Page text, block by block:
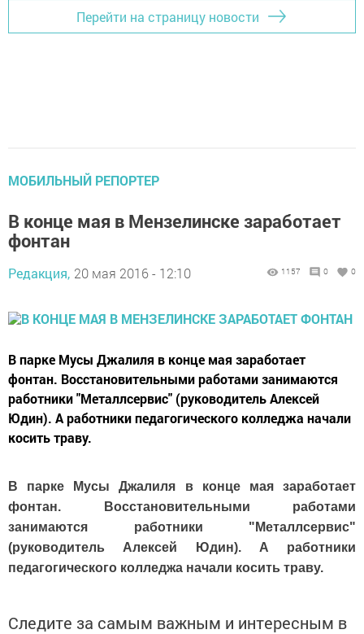
Перейти на страницу новости
МОБИЛЬНЫЙ РЕПОРТЕР
В конце мая в Мензелинске заработает
фонтан
Редакция, 20 мая 2016 - 12:10 1157 0 0
В парке Мусы Джалиля в конце мая заработает
фонтан. Восстановительными работами занимаются
работники "Металлсервис" (руководитель Алексей
Юдин). А работники педагогического колледжа начали
косить траву.
В парке Мусы Джалиля в конце мая заработает
фонтан. Восстановительными работами
занимаются работники "Металлсервис"
(руководитель Алексей Юдин). А работники
педагогического колледжа начали косить траву.
Следите за самым важным и интересным в